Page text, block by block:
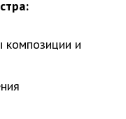
композиции и